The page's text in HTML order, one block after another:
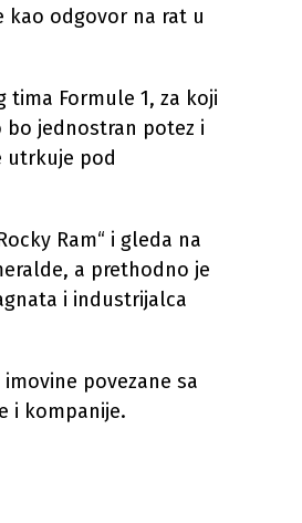
kao odgovor na rat u
tima Formule 1, za koji
bo jednostran potez i
utrkuje pod
Ram“ i gleda na
a prethodno je
i industrijalca
povezane sa
i kompanije.